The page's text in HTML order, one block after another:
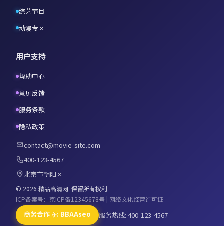
综艺节目
动漫专区
用户支持
帮助中心
意见反馈
服务条款
隐私政策
contact@movie-site.com
400-123-4567
北京市朝阳区
© 2026 精品高清网. 保留所有权利.
ICP备案号：京ICP备12345678号 | 网络文化经营许可证
商务合作 ✈️: BBAAseo 服务热线: 400-123-4567